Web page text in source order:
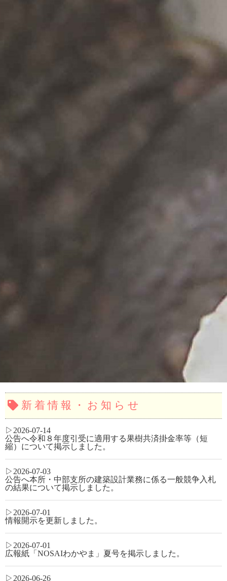
新着情報・お知らせ
2026-07-14
公告へ令和８年度引受に適用する果樹共済掛金率等（短
縮）について掲示しました。
2026-07-03
公告へ本所・中部支所の建築設計業務に係る一般競争入札
の結果について掲示しました。
2026-07-01
情報開示を更新しました。
2026-07-01
広報紙「NOSAIわかやま」夏号を掲示しました。
2026-06-26